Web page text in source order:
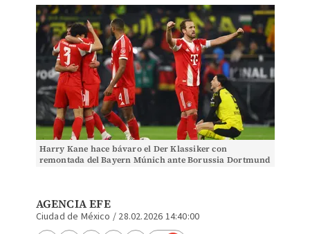
Harry Kane hace bávaro el Der Klassiker con
remontada del Bayern Múnich ante Borussia Dortmund
AGENCIA EFE
Ciudad de México / 28.02.2026 14:40:00